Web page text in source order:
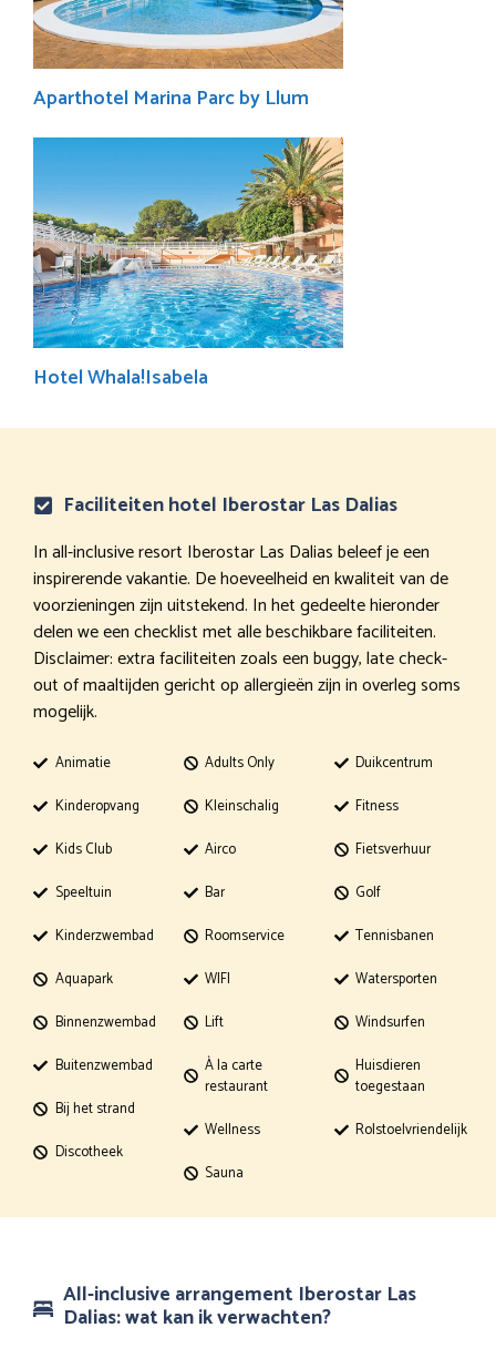
Aparthotel Marina Parc by Llum
Hotel Whala!Isabela
Faciliteiten hotel Iberostar Las Dalias
In all-inclusive resort Iberostar Las Dalias beleef je een
inspirerende vakantie. De hoeveelheid en kwaliteit van de
voorzieningen zijn uitstekend. In het gedeelte hieronder
delen we een checklist met alle beschikbare faciliteiten.
Disclaimer: extra faciliteiten zoals een buggy, late check-
out of maaltijden gericht op allergieën zijn in overleg soms
mogelijk.
Animatie
Kinderopvang
Kids Club
Speeltuin
Kinderzwembad
Aquapark
Binnenzwembad
Buitenzwembad
Bij het strand
Discotheek
Adults Only
Kleinschalig
Airco
Bar
Roomservice
WIFI
Lift
À la carte
restaurant
Wellness
Sauna
Duikcentrum
Fitness
Fietsverhuur
Golf
Tennisbanen
Watersporten
Windsurfen
Huisdieren
toegestaan
Rolstoelvriendelijk
All-inclusive arrangement Iberostar Las
Dalias: wat kan ik verwachten?